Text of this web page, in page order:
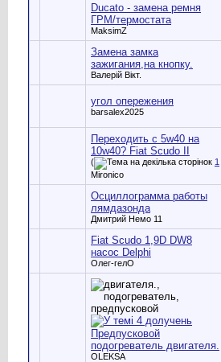
Ducato - замена ремня
ГРМ/термостата
MaksimZ
Замена замка
зажигания,на кнопку.
Валерій Вікт.
угол опережения
barsalex2025
Переходить с 5w40 на
10w40? Fiat Scudo II
( 1
Mironico
Осциллограмма работы
лямдазонда
Дмитрий Немо 11
Fiat Scudo 1,9D DW8
насос Delphi
Олег-гелО
Предпусковой
подогреватель двигателя.
OLEKSA